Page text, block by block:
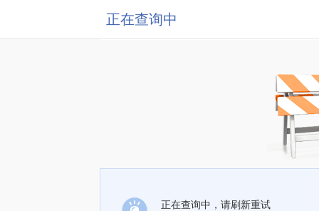
正在查询中
正在查询中，请刷新重试